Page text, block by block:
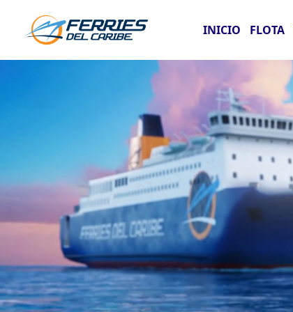
INICIO FLOTA